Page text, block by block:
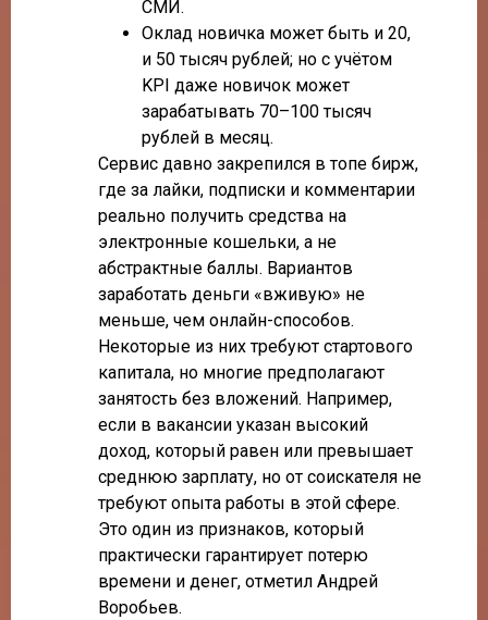
СМИ.
Оклад новичка может быть и 20,
и 50 тысяч рублей; но с учётом
KPI даже новичок может
зарабатывать 70–100 тысяч
рублей в месяц.
Сервис давно закрепился в топе бирж,
где за лайки, подписки и комментарии
реально получить средства на
электронные кошельки, а не
абстрактные баллы. Вариантов
заработать деньги «вживую» не
меньше, чем онлайн-способов.
Некоторые из них требуют стартового
капитала, но многие предполагают
занятость без вложений. Например,
если в вакансии указан высокий
доход, который равен или превышает
среднюю зарплату, но от соискателя не
требуют опыта работы в этой сфере.
Это один из признаков, который
практически гарантирует потерю
времени и денег, отметил Андрей
Воробьев.